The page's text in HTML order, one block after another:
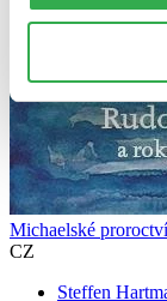
Michaelské
CZ
Steffen